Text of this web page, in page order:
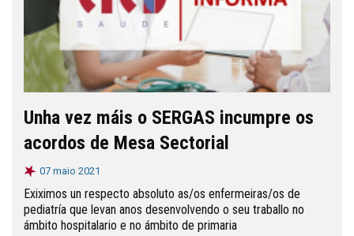
Unha vez máis o SERGAS incumpre os
acordos de Mesa Sectorial
07 maio 2021
Exiximos un respecto absoluto as/os enfermeiras/os de
pediatría que levan anos desenvolvendo o seu traballo no
ámbito hospitalario e no ámbito de primaria